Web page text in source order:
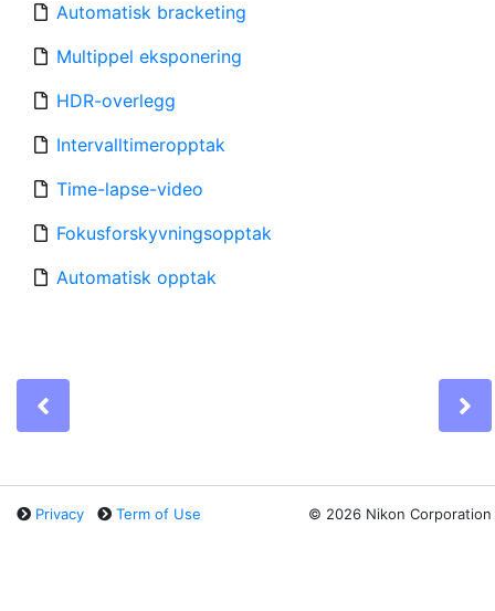
Automatisk bracketing
Multippel eksponering
HDR-overlegg
Intervalltimeropptak
Time-lapse-video
Fokusforskyvningsopptak
Automatisk opptak
Privacy Term of Use © 2026 Nikon Corporation